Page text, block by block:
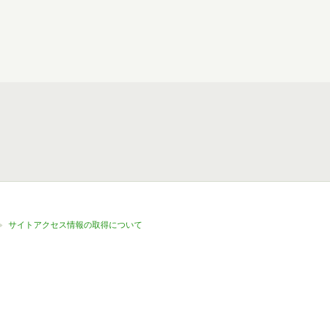
サイトアクセス情報の取得について